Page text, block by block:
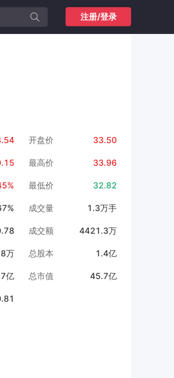
注册/登录
开盘价 33.50
最高价 33.96
最低价 32.82
成交量 1.3万手
成交额 4421.3万
万 总股本 1.4亿
亿 总市值 45.7亿